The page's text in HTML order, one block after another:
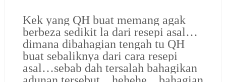
Kek yang QH buat memang agak
berbeza sedikit la dari resepi asal…
dimana dibahagian tengah tu QH
buat sebaliknya dari cara resepi
asal…sebab dah tersalah bahagikan